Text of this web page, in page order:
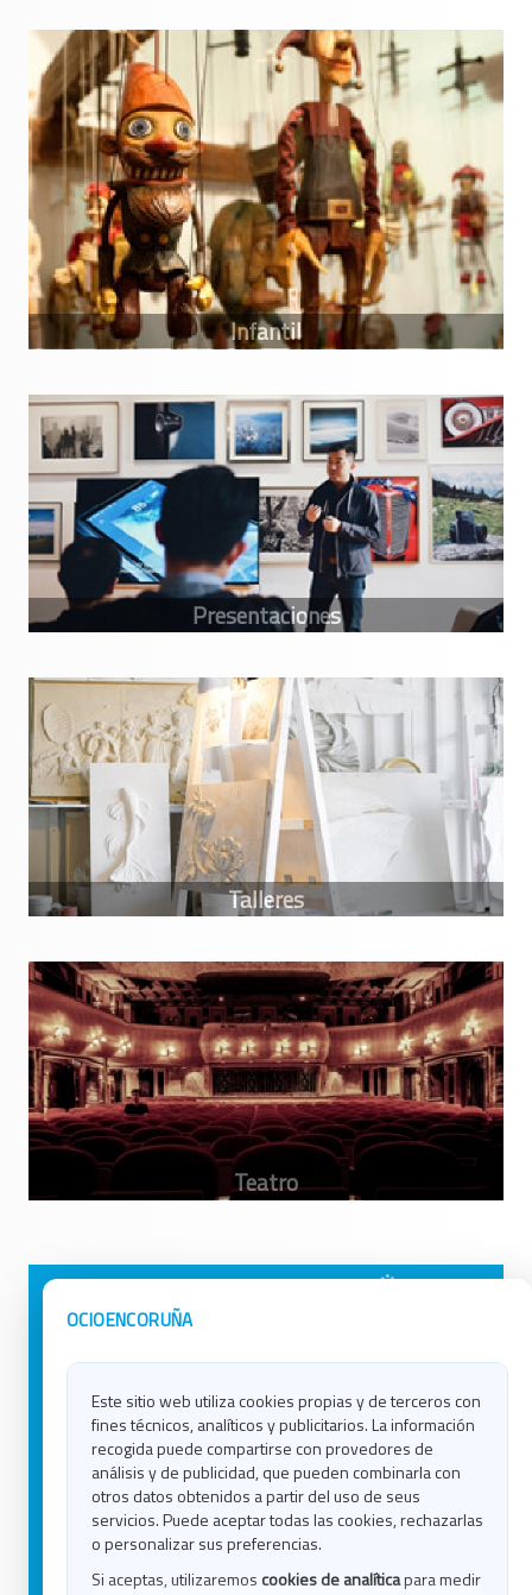
OCIOENCORUÑA
Este sitio web utiliza cookies propias y de terceros con
fines técnicos, analíticos y publicitarios. La información
recogida puede compartirse con provedores de
análisis y de publicidad, que pueden combinarla con
otros datos obtenidos a partir del uso de seus
servicios. Puede aceptar todas las cookies, rechazarlas
o personalizar sus preferencias.
Si aceptas, utilizaremos cookies de analíticapara medir
Avisos Legales
Contacto
Política de Cookies
Ocio en Lugo
Ocio en Ourense
Ocio en Pontevedra
Ocio en Santiago
Ocio en Vigo
Blog